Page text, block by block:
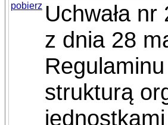
pobierz Uchwała
z dnia 28
strukturą